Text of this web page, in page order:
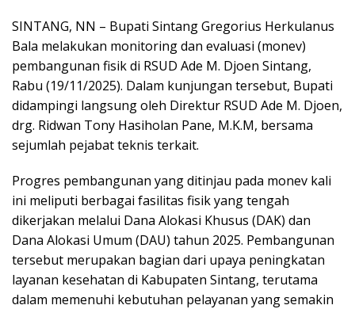
SINTANG, NN – Bupati Sintang Gregorius Herkulanus
Bala melakukan monitoring dan evaluasi (monev)
pembangunan fisik di RSUD Ade M. Djoen Sintang,
Rabu (19/11/2025). Dalam kunjungan tersebut, Bupati
didampingi langsung oleh Direktur RSUD Ade M. Djoen,
drg. Ridwan Tony Hasiholan Pane, M.K.M, bersama
sejumlah pejabat teknis terkait.
Progres pembangunan yang ditinjau pada monev kali
ini meliputi berbagai fasilitas fisik yang tengah
dikerjakan melalui Dana Alokasi Khusus (DAK) dan
Dana Alokasi Umum (DAU) tahun 2025. Pembangunan
tersebut merupakan bagian dari upaya peningkatan
layanan kesehatan di Kabupaten Sintang, terutama
dalam memenuhi kebutuhan pelayanan yang semakin